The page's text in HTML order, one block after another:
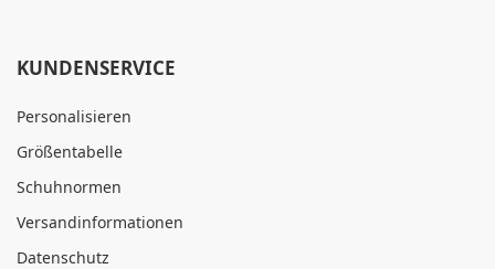
KUNDENSERVICE
Personalisieren
Größentabelle
Schuhnormen
Versandinformationen
Datenschutz